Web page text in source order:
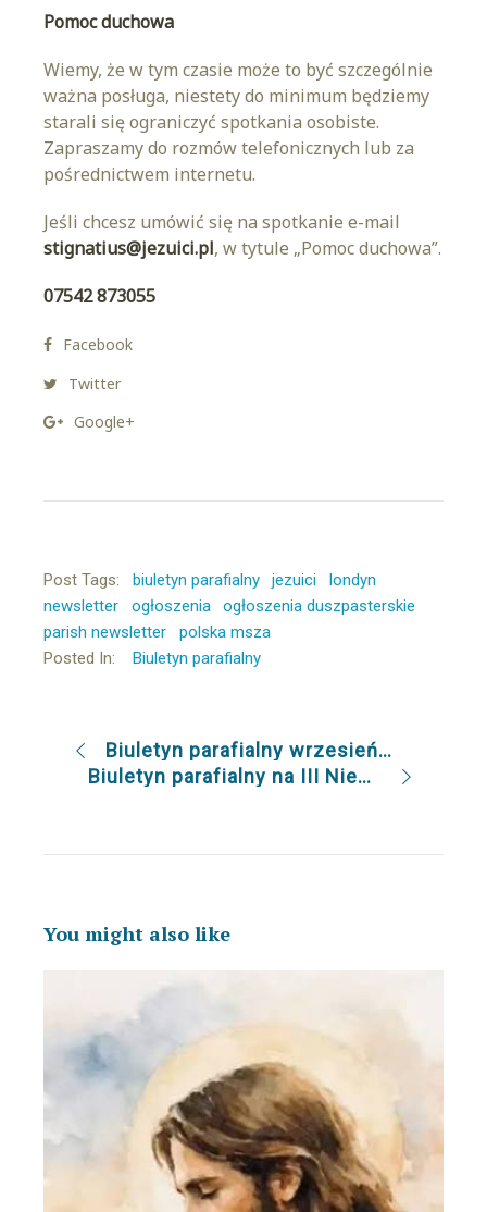
Pomoc duchowa
Wiemy, że w tym czasie może to być szczególnie
ważna posługa, niestety do minimum będziemy
starali się ograniczyć spotkania osobiste.
Zapraszamy do rozmów telefonicznych lub za
pośrednictwem internetu.
Jeśli chcesz umówić się na spotkanie e-mail
stignatius@jezuici.pl, w tytule „Pomoc duchowa”.
07542 873055‬
Facebook
Twitter
Google+
Post Tags: biuletyn parafialny jezuici
londyn
newsletter
ogłoszenia
ogłoszenia duszpasterskie
parish newsletter
polska msza
Posted In:
Biuletyn parafialny
Biuletyn parafialny wrzesień/październik
Biuletyn parafialny na III Niedzielę Adwentu 13.12.20
You might also like